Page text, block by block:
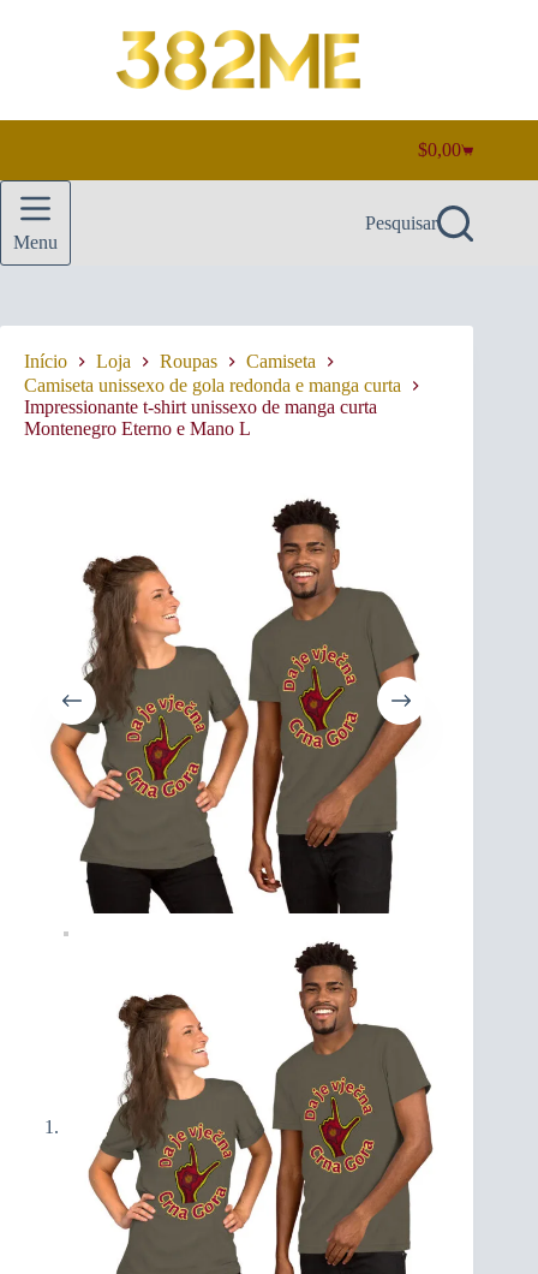
Carrinho
de
compras
$0,00
Menu
Pesquisar
Início Loja Roupas
Camiseta
Camiseta unissexo de gola redonda e manga curta
Impressionante t-shirt unissexo de manga curta
Montenegro Eterno e Mano L